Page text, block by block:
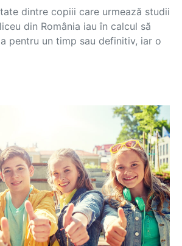
dintre copiii care urmează studii
din România iau în calcul să
pentru un timp sau definitiv, iar o